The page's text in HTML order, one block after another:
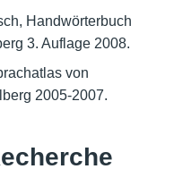
Handwörterbuch
3. Auflage 2008.
von
2005-2007.